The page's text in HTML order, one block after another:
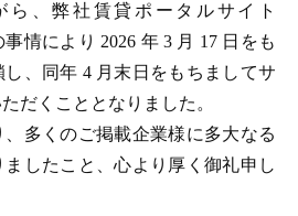
ら、弊社賃貸ポータルサイト
事情により 2026 年 3 月 17 日をも
、同年 4 月末日をもちましてサ
だくこととなりました。
多くのご掲載企業様に多大なる
したこと、心より厚く御礼申し